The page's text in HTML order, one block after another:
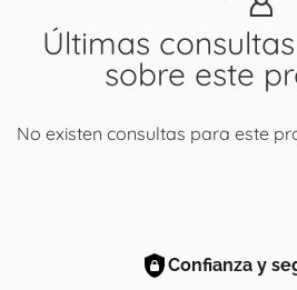
Últimas
sobre este
No existen consultas para este
Confianza y